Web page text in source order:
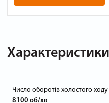
Характеристики
Число оборотів холостого ходу
8100 об/хв